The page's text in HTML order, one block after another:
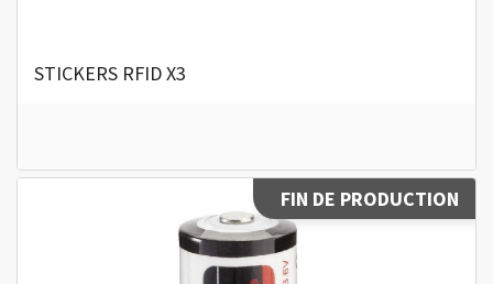
STICKERS RFID X3
FIN DE PRODUCTION